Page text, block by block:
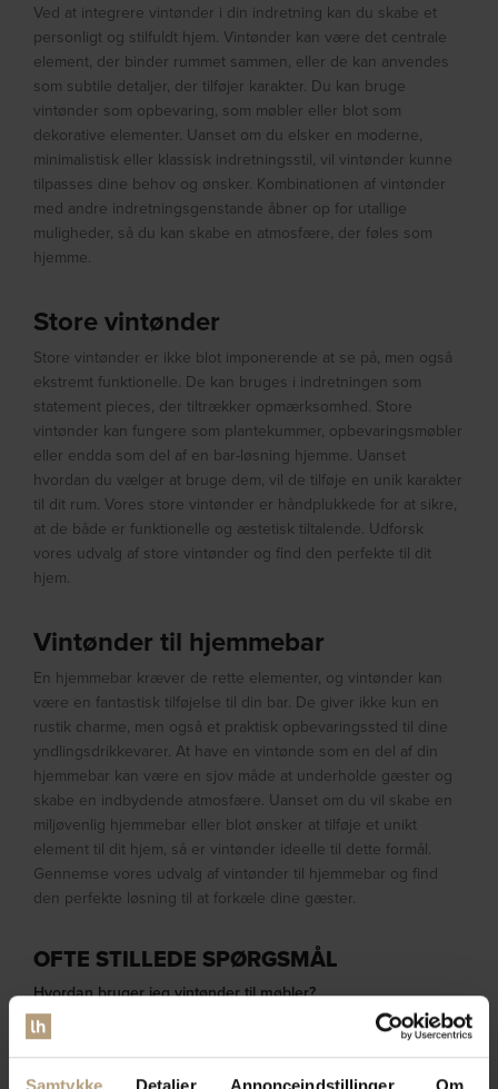
Ved at integrere vintønder i din indretning kan du skabe et
personligt og stilfuldt hjem. Vintønder kan være det centrale
element, der binder rummet sammen, eller de kan anvendes
som subtile detaljer, der tilføjer karakter. Du kan bruge
vintønder som opbevaring, som møbler eller blot som
dekorative elementer. Uanset om du elsker en moderne,
minimalistisk eller klassisk indretningsstil, vil vintønder kunne
tilpasses dine behov og ønsker. Kombinationen af vintønder
med andre indretningsgenstande åbner op for utallige
muligheder, så du kan skabe en atmosfære, der føles som
hjemme.
Store vintønder
Store vintønder er ikke blot imponerende at se på, men også
ekstremt funktionelle. De kan bruges i indretningen som
statement pieces, der tiltrækker opmærksomhed. Store
vintønder kan fungere som plantekummer, opbevaringsmøbler
eller endda som del af en bar-løsning hjemme. Uanset
hvordan du vælger at bruge dem, vil de tilføje en unik karakter
til dit rum. Vores store vintønder er håndplukkede for at sikre,
at de både er funktionelle og æstetisk tiltalende. Udforsk
vores udvalg af store vintønder og find den perfekte til dit
hjem.
Vintønder til hjemmebar
En hjemmebar kræver de rette elementer, og vintønder kan
være en fantastisk tilføjelse til din bar. De giver ikke kun en
rustik charme, men også et praktisk opbevaringssted til dine
yndlingsdrikkevarer. At have en vintønde som en del af din
hjemmebar kan være en sjov måde at underholde gæster og
skabe en indbydende atmosfære. Uanset om du vil skabe en
miljøvenlig hjemmebar eller blot ønsker at tilføje et unikt
element til dit hjem, så er vintønder ideelle til dette formål.
Gennemse vores udvalg af vintønder til hjemmebar og find
den perfekte løsning til at forkæle dine gæster.
OFTE STILLEDE SPØRGSMÅL
Hvordan bruger jeg vintønder til møbler?
Vintønder kan bruges som sofaborde, skænke, barskabe eller
vinreoler ved at tilpasse dem til din personlige stil med